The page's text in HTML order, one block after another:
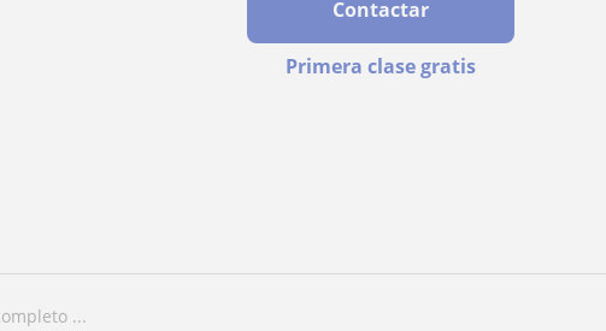
Contactar
Primera clase gratis
...